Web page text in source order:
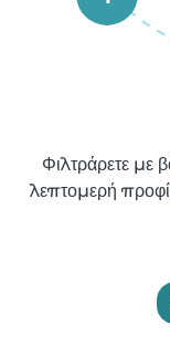
Φιλτράρετε με
λεπτομερή